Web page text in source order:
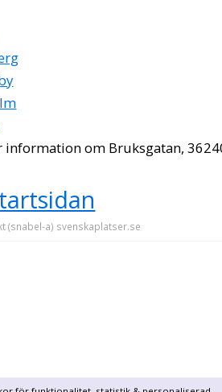
information om Bruksgatan,
(snabel-a) svenskaplatser.se